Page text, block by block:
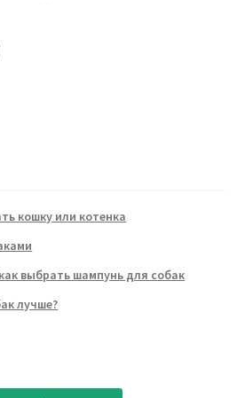
кошку или котенка
выбрать шампунь для собак
лучше?